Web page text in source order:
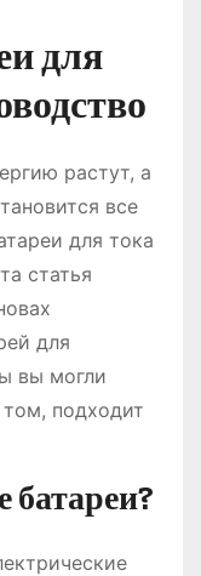
для
растут, а
все
для тока
статья
для
вы могли
подходит
батареи?